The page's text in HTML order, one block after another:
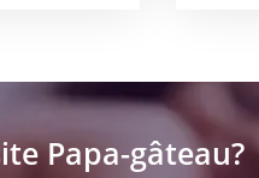
Papa-gâteau?